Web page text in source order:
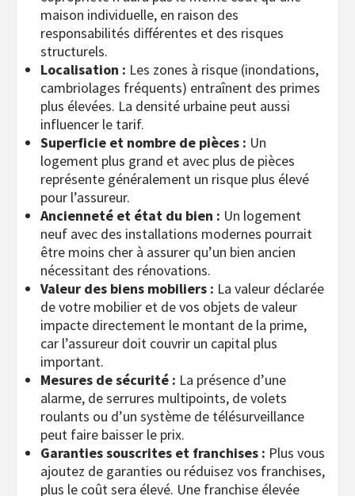
maison individuelle, en raison des
responsabilités différentes et des risques
structurels.
Localisation : Les zones à risque (inondations,
cambriolages fréquents) entraînent des primes
plus élevées. La densité urbaine peut aussi
influencer le tarif.
Superficie et nombre de pièces : Un
logement plus grand et avec plus de pièces
représente généralement un risque plus élevé
pour l’assureur.
Ancienneté et état du bien : Un logement
neuf avec des installations modernes pourrait
être moins cher à assurer qu’un bien ancien
nécessitant des rénovations.
Valeur des biens mobiliers : La valeur déclarée
de votre mobilier et de vos objets de valeur
impacte directement le montant de la prime,
car l’assureur doit couvrir un capital plus
important.
Mesures de sécurité : La présence d’une
alarme, de serrures multipoints, de volets
roulants ou d’un système de télésurveillance
peut faire baisser le prix.
Garanties souscrites et franchises : Plus vous
ajoutez de garanties ou réduisez vos franchises,
plus le coût sera élevé. Une franchise élevée